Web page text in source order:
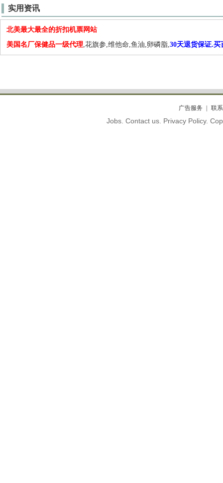
实用资讯
北美最大最全的折扣机票网站
美国名厂保健品一级代理,花旗参,维他命,鱼油,卵磷脂,30天退货保证.买
广告服务 联
Jobs. Contact us. Privacy Policy.